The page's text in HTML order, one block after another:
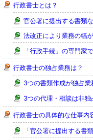
行政書士とは？
官公署に提出する書類
法改正により業務の幅
「行政手続」の専門家
行政書士の独占業務は？
3つの書類作成が独占業
3つの代理・相談は非独
行政書士の具体的な仕事内
「官公署に提出する書